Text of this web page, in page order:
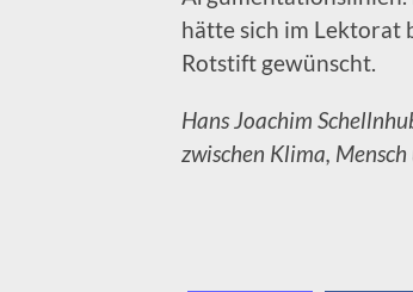
hätte sich im Lektorat
Rotstift gewünscht.
Hans Joachim
zwischen Klima,